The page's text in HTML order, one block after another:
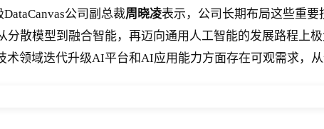
公司副总裁周晓凌表示，公司长期布局这些重
散模型到融合智能，再迈向通用人工智能的发展路程上
领域迭代升级AI平台和AI应用能力方面存在可观需求，